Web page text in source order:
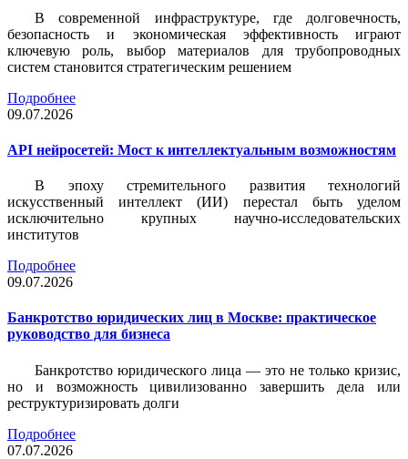
В современной инфраструктуре, где долговечность,
безопасность и экономическая эффективность играют
ключевую роль, выбор материалов для трубопроводных
систем становится стратегическим решением
Подробнее
09.07.2026
API нейросетей: Мост к интеллектуальным возможностям
В эпоху стремительного развития технологий
искусственный интеллект (ИИ) перестал быть уделом
исключительно крупных научно-исследовательских
институтов
Подробнее
09.07.2026
Банкротство юридических лиц в Москве: практическое
руководство для бизнеса
Банкротство юридического лица — это не только кризис,
но и возможность цивилизованно завершить дела или
реструктуризировать долги
Подробнее
07.07.2026